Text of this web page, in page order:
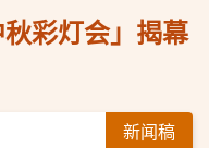
秋彩灯会」揭幕
新闻稿